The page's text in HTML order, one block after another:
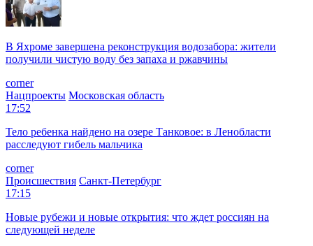
В Яхроме завершена реконструкция водозабора: жители
получили чистую воду без запаха и ржавчины
corner
Нацпроекты Московская область
17:52
Тело ребенка найдено на озере Танковое: в Ленобласти
расследуют гибель мальчика
corner
Происшествия Санкт-Петербург
17:15
Новые рубежи и новые открытия: что ждет россиян на
следующей неделе